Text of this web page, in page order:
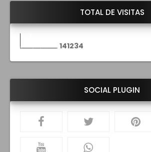
TOTAL DE VISITAS
141234
SOCIAL PLUGIN